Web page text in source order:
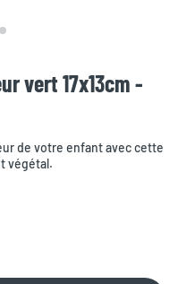
vert 17x13cm -
de votre enfant avec cette
végétal.